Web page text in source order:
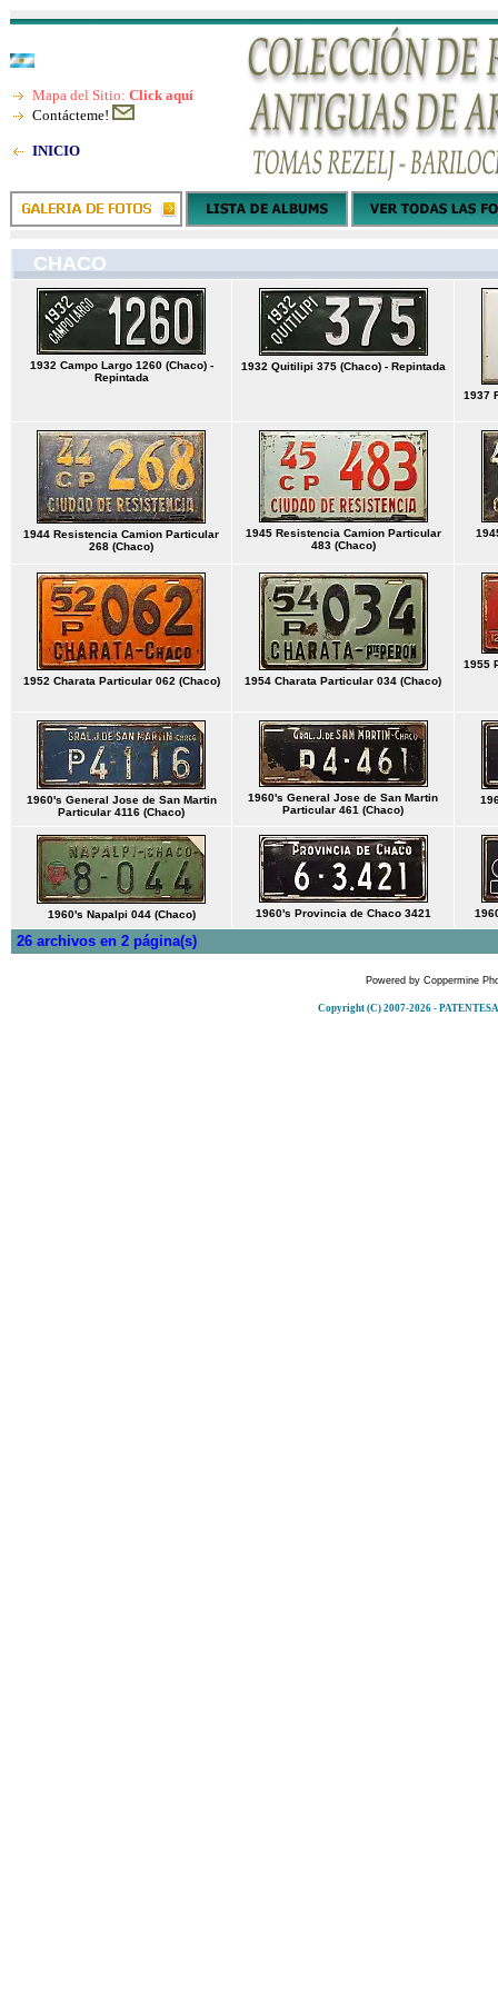
Mapa del Sitio: Click aquí
Contácteme!
INICIO
CHACO
1932 Campo Largo 1260 (Chaco) -
Repintada
1932 Quitilipi 375 (Chaco) - Repintada
1937
1944 Resistencia Camion Particular
268 (Chaco)
1945 Resistencia Camion Particular
483 (Chaco)
1952 Charata Particular 062 (Chaco) 1954 Charata Particular 034 (Chaco)
1955
1960's General Jose de San Martin
Particular 4116 (Chaco)
1960's General Jose de San Martin
Particular 461 (Chaco)
1960's Napalpi 044 (Chaco) 1960's Provincia de Chaco 3421
26 archivos en 2 página(s)
Powered by Coppermine
Copyright (C) 2007-2026 -